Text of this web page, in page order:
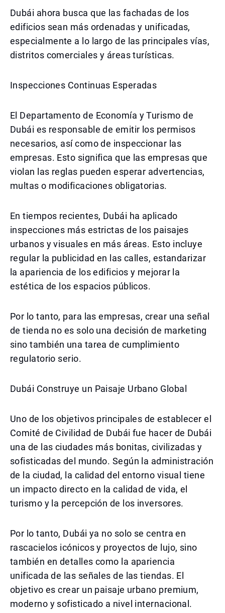
Dubái ahora busca que las fachadas de los
edificios sean más ordenadas y unificadas,
especialmente a lo largo de las principales vías,
distritos comerciales y áreas turísticas.
Inspecciones Continuas Esperadas
El Departamento de Economía y Turismo de
Dubái es responsable de emitir los permisos
necesarios, así como de inspeccionar las
empresas. Esto significa que las empresas que
violan las reglas pueden esperar advertencias,
multas o modificaciones obligatorias.
En tiempos recientes, Dubái ha aplicado
inspecciones más estrictas de los paisajes
urbanos y visuales en más áreas. Esto incluye
regular la publicidad en las calles, estandarizar
la apariencia de los edificios y mejorar la
estética de los espacios públicos.
Por lo tanto, para las empresas, crear una señal
de tienda no es solo una decisión de marketing
sino también una tarea de cumplimiento
regulatorio serio.
Dubái Construye un Paisaje Urbano Global
Uno de los objetivos principales de establecer el
Comité de Civilidad de Dubái fue hacer de Dubái
una de las ciudades más bonitas, civilizadas y
sofisticadas del mundo. Según la administración
de la ciudad, la calidad del entorno visual tiene
un impacto directo en la calidad de vida, el
turismo y la percepción de los inversores.
Por lo tanto, Dubái ya no solo se centra en
rascacielos icónicos y proyectos de lujo, sino
también en detalles como la apariencia
unificada de las señales de las tiendas. El
objetivo es crear un paisaje urbano premium,
moderno y sofisticado a nivel internacional.